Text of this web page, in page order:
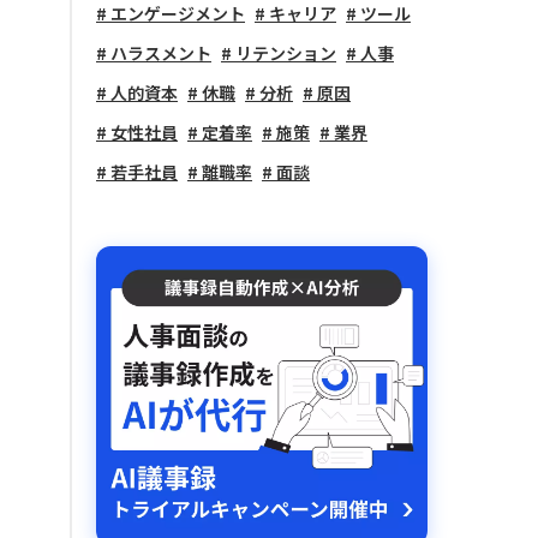
エンゲージメント
キャリア
ツール
ハラスメント
リテンション
人事
人的資本
休職 分析
原因
女性社員
定着率 施策
業界
若手社員
離職率 面談